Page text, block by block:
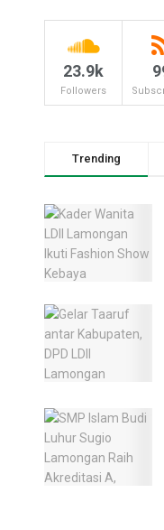
23.9k
Followers
Trending